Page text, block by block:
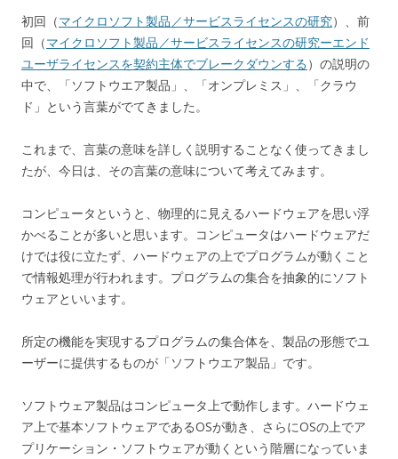
初回（マイクロソフト製品／サービスライセンスの研究）、前
回（マイクロソフト製品／サービスライセンスの研究ーエンド
ユーザライセンスを契約主体でブレークダウンする ）の説明の
中で、「ソフトウエア製品」、「オンプレミス」、「クラウ
ド」という言葉がでてきました。
これまで、言葉の意味を詳しく説明することなく使ってきまし
たが、今日は、その言葉の意味について考えてみます。
コンピュータというと、物理的に見えるハードウェアを思い浮
かべることが多いと思います。コンピュータはハードウェアだ
けでは役に立たず、ハードウェアの上でプログラムが動くこと
で情報処理が行われます。プログラムの集合を抽象的にソフト
ウェアといいます。
所定の機能を実現するプログラムの集合体を、製品の形態でユ
ーザーに提供するものが「ソフトウエア製品」です。
ソフトウェア製品はコンピュータ上で動作します。ハードウェ
ア上で基本ソフトウェアであるOSが動き、さらにOSの上でア
プリケーション・ソフトウェアが動くという階層になっていま